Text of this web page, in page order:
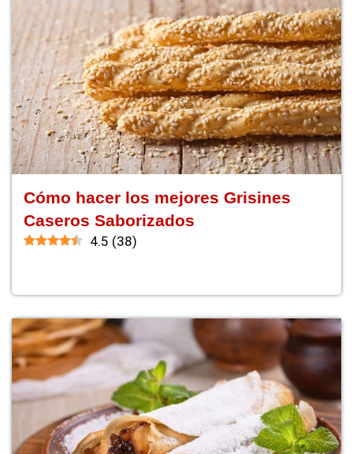
Cómo hacer los mejores Grisines
Caseros Saborizados
4.5 (38)